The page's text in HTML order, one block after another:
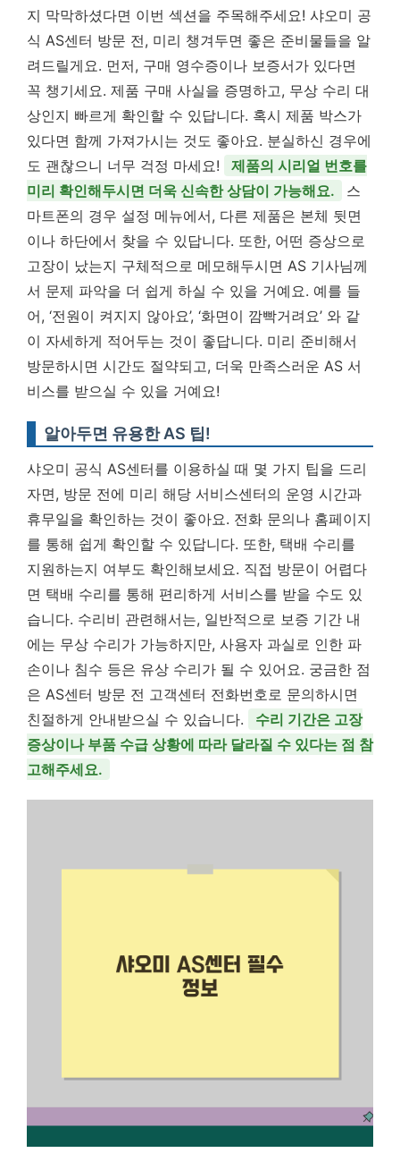
지 막막하셨다면 이번 섹션을 주목해주세요! 샤오미 공
식 AS센터 방문 전, 미리 챙겨두면 좋은 준비물들을 알
려드릴게요. 먼저, 구매 영수증이나 보증서가 있다면
꼭 챙기세요. 제품 구매 사실을 증명하고, 무상 수리 대
상인지 빠르게 확인할 수 있답니다. 혹시 제품 박스가
있다면 함께 가져가시는 것도 좋아요. 분실하신 경우에
도 괜찮으니 너무 걱정 마세요!
제품의 시리얼 번호를
미리 확인해두시면 더욱 신속한 상담이 가능해요.
스
마트폰의 경우 설정 메뉴에서, 다른 제품은 본체 뒷면
이나 하단에서 찾을 수 있답니다. 또한, 어떤 증상으로
고장이 났는지 구체적으로 메모해두시면 AS 기사님께
서 문제 파악을 더 쉽게 하실 수 있을 거예요. 예를 들
어, ‘전원이 켜지지 않아요’, ‘화면이 깜빡거려요’ 와 같
이 자세하게 적어두는 것이 좋답니다. 미리 준비해서
방문하시면 시간도 절약되고, 더욱 만족스러운 AS 서
비스를 받으실 수 있을 거예요!
알아두면 유용한 AS 팁!
샤오미 공식 AS센터를 이용하실 때 몇 가지 팁을 드리
자면, 방문 전에 미리 해당 서비스센터의 운영 시간과
휴무일을 확인하는 것이 좋아요. 전화 문의나 홈페이지
를 통해 쉽게 확인할 수 있답니다. 또한, 택배 수리를
지원하는지 여부도 확인해보세요. 직접 방문이 어렵다
면 택배 수리를 통해 편리하게 서비스를 받을 수도 있
습니다. 수리비 관련해서는, 일반적으로 보증 기간 내
에는 무상 수리가 가능하지만, 사용자 과실로 인한 파
손이나 침수 등은 유상 수리가 될 수 있어요. 궁금한 점
은 AS센터 방문 전 고객센터 전화번호로 문의하시면
친절하게 안내받으실 수 있습니다.
수리 기간은 고장
증상이나 부품 수급 상황에 따라 달라질 수 있다는 점 참
고해주세요.